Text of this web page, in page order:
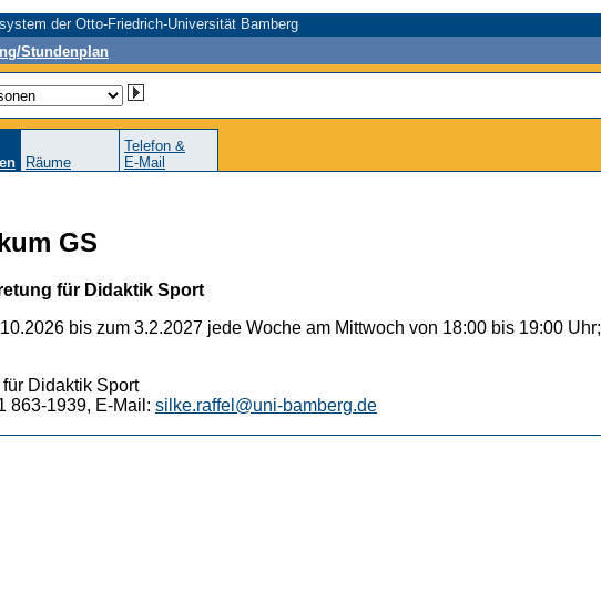
der Otto-Friedrich-Universität Bamberg
Stundenplan
Räume
Telefon &
E-Mail
GS
für Didaktik Sport
bis zum 3.2.2027 jede Woche am Mittwoch von 18:00 bis 19:00 Uhr;
Didaktik Sport
863-1939, E-Mail: silke.raffel@uni-bamberg.de